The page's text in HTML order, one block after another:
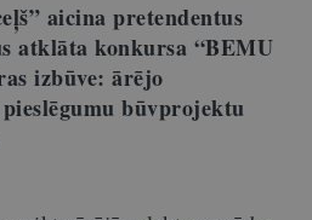
aicina pretendentus
atklāta konkursa “BEMU
izbūve: ārējo
būvprojektu